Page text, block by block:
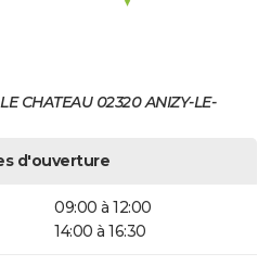
CHATEAU 02320 ANIZY-LE-
d'ouverture
09:00 à 12:00
14:00 à 16:30